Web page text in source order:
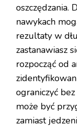
oszczędzania.
nawykach
rezultaty w
zastanawiasz
rozpocząć od
ograniczyć
może być
zamiast